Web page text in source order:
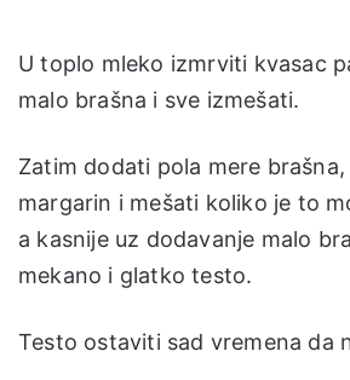
U toplo mleko izmrviti kvasac
malo brašna i sve izmešati.
Zatim dodati pola mere brašna,
margarin i mešati koliko je to
a kasnije uz dodavanje malo
mekano i glatko testo.
Testo ostaviti sad vremena da